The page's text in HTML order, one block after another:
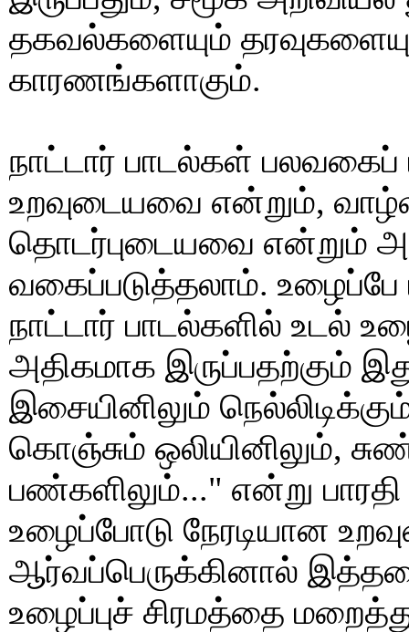
தகவல்களையும்
காரணங்களாகும்.
நாட்டார் பாடல்கள் பலவகைப்
உறவுடையவை என்றும்,
தொடர்புடையவை என்றும்
வகைப்படுத்தலாம்.
நாட்டார் பாடல்களில் உடல்
அதிகமாக இருப்பதற்கும்
இசையினிலும்
கொஞ்சும் ஒலியினிலும்,
பண்களிலும்..." என்று பாரதி
உழைப்போடு நேரடியான
ஆர்வப்பெருக்கினால்
உழைப்புச் சிரமத்தை